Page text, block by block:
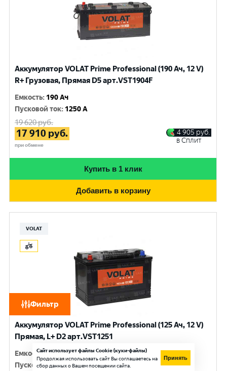
Фильтр
Аккумулятор VOLAT Prime Professional (190 Ач, 12 V)
R+ Грузовая, Прямая D5 арт.VST1904F
Емкость: 190 Ач
Пусковой ток: 1250 A
19 620руб.
17 910 руб.
при обмене
4 905 руб.
в Сплит
Купить в 1 клик
Добавить в корзину
VOLAT
Аккумулятор VOLAT Prime Professional (125 Ач, 12 V)
Прямая, L+ D2 арт.VST1251
Емкость:125 Ач
Пусковой ток:950 A
Сайт использует файлы Cookie (куки-файлы)
Продолжая использовать сайт Вы соглашаетесь на
сбор данных о Вашем посещении сайта.
Принять